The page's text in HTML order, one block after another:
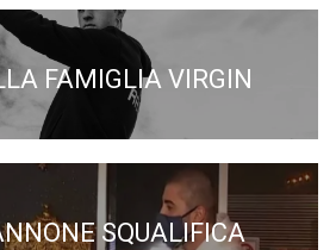
FAMIGLIA VIRGIN
SQUALIFICA